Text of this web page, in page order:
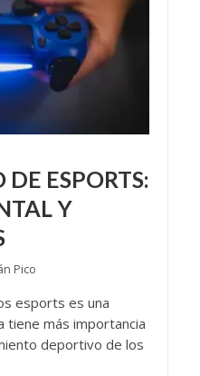
DE ESPORTS:
Y
Pico
esports es una
tiene más importancia
deportivo de los